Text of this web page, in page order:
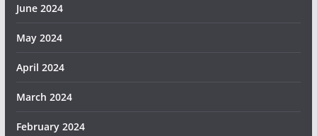
June 2024
May 2024
April 2024
March 2024
February 2024